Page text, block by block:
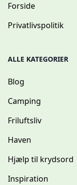
Forside
Privatlivspolitik
ALLE KATEGORIER
Blog
Camping
Friluftsliv
Haven
Hjælp til krydsord
Inspiration